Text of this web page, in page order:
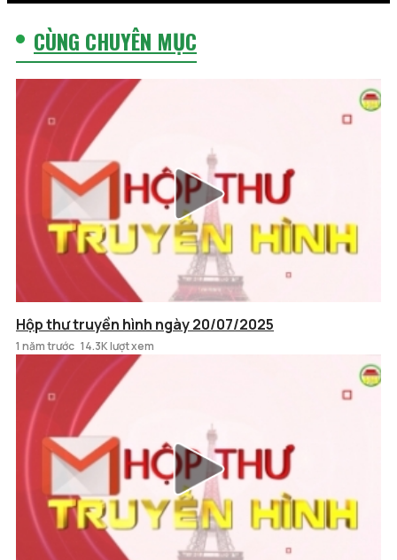
CÙNG CHUYÊN MỤC
Hộp thư truyền hình ngày 20/07/2025
1 năm trước 14.3K lượt xem